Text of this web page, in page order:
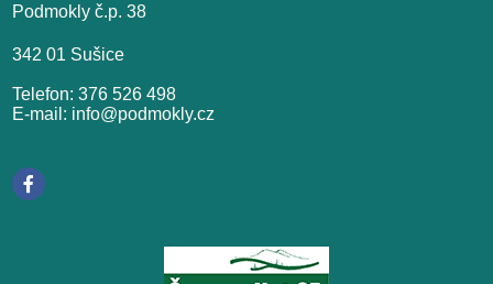
Podmokly č.p. 38
342 01 Sušice
Telefon: 376 526 498
E-mail: info@podmokly.cz